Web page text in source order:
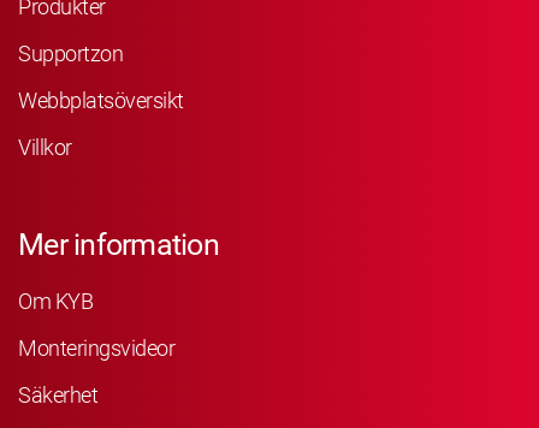
Produkter
Supportzon
Webbplatsöversikt
Villkor
Mer information
Om KYB
Monteringsvideor
Säkerhet